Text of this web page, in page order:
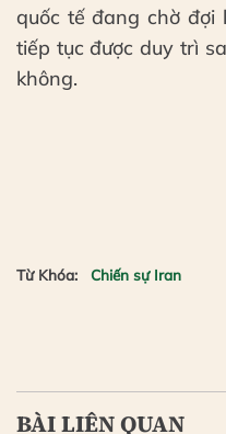
quốc tế đang chờ đợi
tiếp tục được duy trì
không.
Từ Khóa: Chiến sự Iran
BÀI LIÊN QUAN